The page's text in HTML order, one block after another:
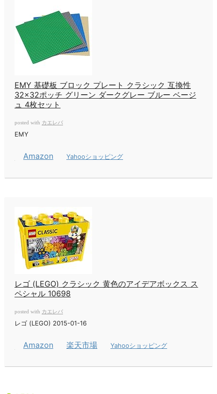
EMY 基礎板 ブロック プレート クラシック 互換性
32×32ポッチ グリーン ダークグレー ブルー ベージ
ュ 4枚セット
posted with カエレバ
EMY
Amazon Yahooショッピング
レゴ (LEGO) クラシック 黄色のアイデアボックス ス
ペシャル 10698
posted with カエレバ
レゴ (LEGO) 2015-01-16
Amazon 楽天市場 Yahooショッピング